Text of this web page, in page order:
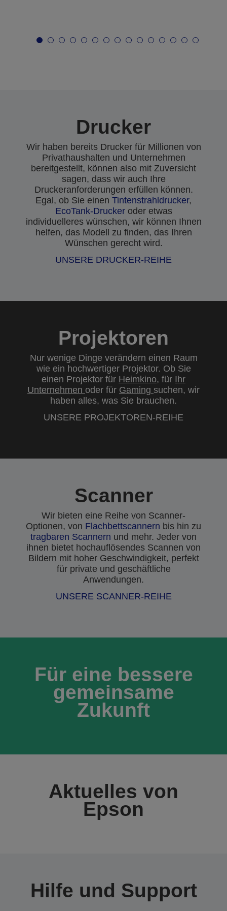
Drucker
Wir haben bereits Drucker für Millionen von
Privathaushalten und Unternehmen
bereitgestellt, können also mit Zuversicht
sagen, dass wir auch Ihre
Druckeranforderungen erfüllen können.
Egal, ob Sie einen Tintenstrahldrucker,
EcoTank-Druckeroder etwas
individuelleres wünschen, wir können Ihnen
helfen, das Modell zu finden, das Ihren
Wünschen gerecht wird.
UNSERE DRUCKER-REIHE
Projektoren
Nur wenige Dinge verändern einen Raum
wie ein hochwertiger Projektor. Ob Sie
einen Projektor für Heimkino, für Ihr
Unternehmen oder für Gaming suchen, wir
haben alles, was Sie brauchen.
UNSERE PROJEKTOREN-REIHE
Scanner
Wir bieten eine Reihe von Scanner-
Optionen, von Flachbettscannern bis hin zu
tragbaren Scannern und mehr. Jeder von
ihnen bietet hochauflösendes Scannen von
Bildern mit hoher Geschwindigkeit, perfekt
für private und geschäftliche
Anwendungen.
UNSERE SCANNER-REIHE
Für eine bessere
gemeinsame
Zukunft
Aktuelles von
Epson
Hilfe und Support